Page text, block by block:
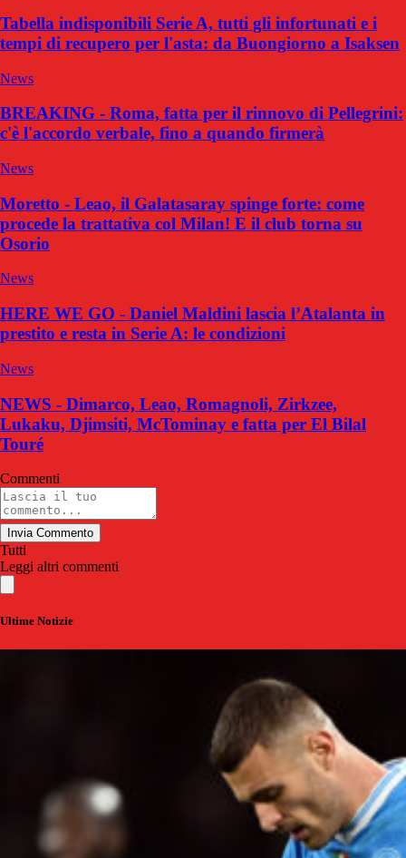
Tabella indisponibili Serie A, tutti gli infortunati e i
tempi di recupero per l'asta: da Buongiorno a Isaksen
News
BREAKING - Roma, fatta per il rinnovo di Pellegrini:
c'è l'accordo verbale, fino a quando firmerà
News
Moretto - Leao, il Galatasaray spinge forte: come
procede la trattativa col Milan! E il club torna su
Osorio
News
HERE WE GO - Daniel Maldini lascia l’Atalanta in
prestito e resta in Serie A: le condizioni
News
NEWS - Dimarco, Leao, Romagnoli, Zirkzee,
Lukaku, Djimsiti, McTominay e fatta per El Bilal
Touré
Commenti
Invia Commento
Tutti
Leggi altri commenti
Ultime Notizie